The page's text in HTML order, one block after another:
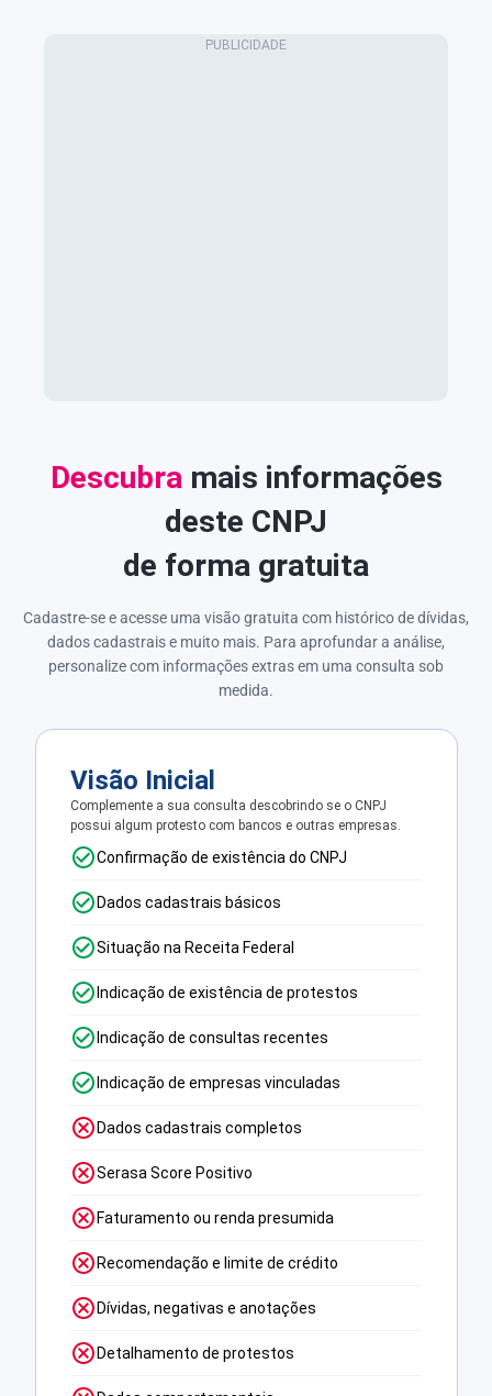
Descubramais informações
deste CNPJ
de forma gratuita
Cadastre-se e acesse uma visão gratuita com histórico de dívidas,
dados cadastrais e muito mais. Para aprofundar a análise,
personalize com informações extras em uma consulta sob
medida.
Visão Inicial
Complemente a sua consulta descobrindo se o CNPJ
possui algum protesto com bancos e outras empresas.
Confirmação de existência do CNPJ
Dados cadastrais básicos
Situação na Receita Federal
Indicação de existência de protestos
Indicação de consultas recentes
Indicação de empresas vinculadas
Dados cadastrais completos
Serasa Score Positivo
Faturamento ou renda presumida
Recomendação e limite de crédito
Dívidas, negativas e anotações
Detalhamento de protestos